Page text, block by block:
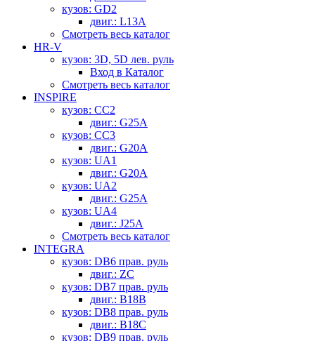
кузов: GD2
двиг.: L13A
Смотреть весь каталог
HR-V
кузов: 3D, 5D лев. руль
Вход в Каталог
Смотреть весь каталог
INSPIRE
кузов: CC2
двиг.: G25A
кузов: CC3
двиг.: G20A
кузов: UA1
двиг.: G20A
кузов: UA2
двиг.: G25A
кузов: UA4
двиг.: J25A
Смотреть весь каталог
INTEGRA
кузов: DB6 прав. руль
двиг.: ZC
кузов: DB7 прав. руль
двиг.: B18B
кузов: DB8 прав. руль
двиг.: B18C
кузов: DB9 прав. руль